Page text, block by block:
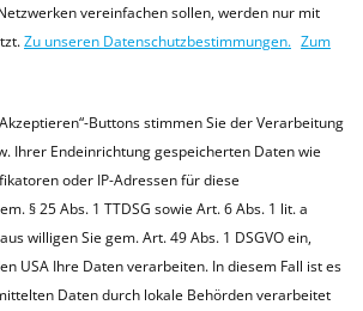
Hunden
immer einen (fachkundigen) Tierarzt
erfahren »
vereinfachen sollen, werden nur mit
Zu unseren Datenschutzbestimmungen. Zum
Buttons stimmen Sie der Verarbeitung
Ihrer Endeinrichtung gespeicherten Daten wie
oder IP-Adressen für diese
§ 25 Abs. 1 TTDSG sowie Art. 6 Abs. 1 lit. a
willigen Sie gem. Art. 49 Abs. 1 DSGVO ein,
USA Ihre Daten verarbeiten. In diesem Fall ist es
Daten durch lokale Behörden verarbeitet